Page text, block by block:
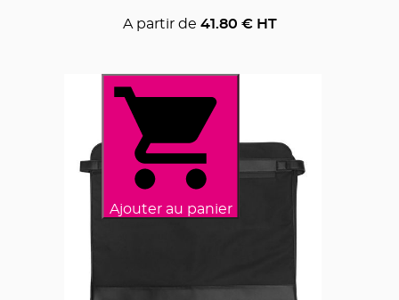
A partir de 41.80 € HT
Ajouter au panier